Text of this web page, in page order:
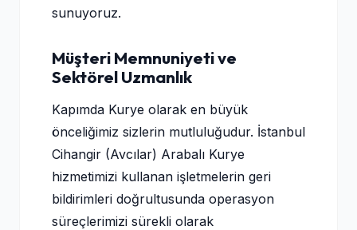
sunuyoruz.
Müşteri Memnuniyeti ve
Sektörel Uzmanlık
Kapımda Kurye olarak en büyük
önceliğimiz sizlerin mutluluğudur. İstanbul
Cihangir (Avcılar) Arabalı Kurye
hizmetimizi kullanan işletmelerin geri
bildirimleri doğrultusunda operasyon
süreçlerimizi sürekli olarak